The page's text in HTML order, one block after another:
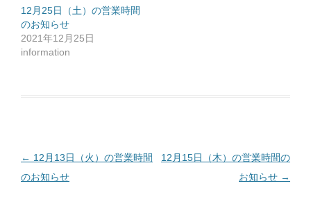
ッ
ク
し
て
く
だ
さ
で
開
ま
す
12月25日（土）の営業時間
のお知らせ
2021年12月25日
information
投
稿
← 12月13日（火）の営業時間
のお知らせ
12月15日（木）の営業時間の
お知らせ →